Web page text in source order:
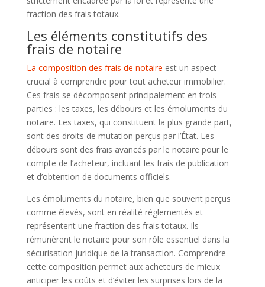
fraction des frais totaux.
Les éléments constitutifs des
frais de notaire
La composition des frais de notaire est un aspect
crucial à comprendre pour tout acheteur immobilier.
Ces frais se décomposent principalement en trois
parties : les taxes, les débours et les émoluments du
notaire. Les taxes, qui constituent la plus grande part,
sont des droits de mutation perçus par l’État. Les
débours sont des frais avancés par le notaire pour le
compte de l’acheteur, incluant les frais de publication
et d’obtention de documents officiels.
Les émoluments du notaire, bien que souvent perçus
comme élevés, sont en réalité réglementés et
représentent une fraction des frais totaux. Ils
rémunèrent le notaire pour son rôle essentiel dans la
sécurisation juridique de la transaction. Comprendre
cette composition permet aux acheteurs de mieux
anticiper les coûts et d’éviter les surprises lors de la